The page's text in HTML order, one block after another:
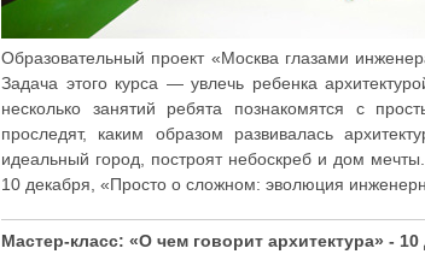
Образовательный проект «Москва глазами
Задача этого курса — увлечь ребенка
несколько занятий ребята познакомятся с
проследят, каким образом развивалась
идеальный город, построят небоскреб и дом
10 декабря, «Просто о сложном: эволюция
Мастер-класс: «О чем говорит архитектура» - 10